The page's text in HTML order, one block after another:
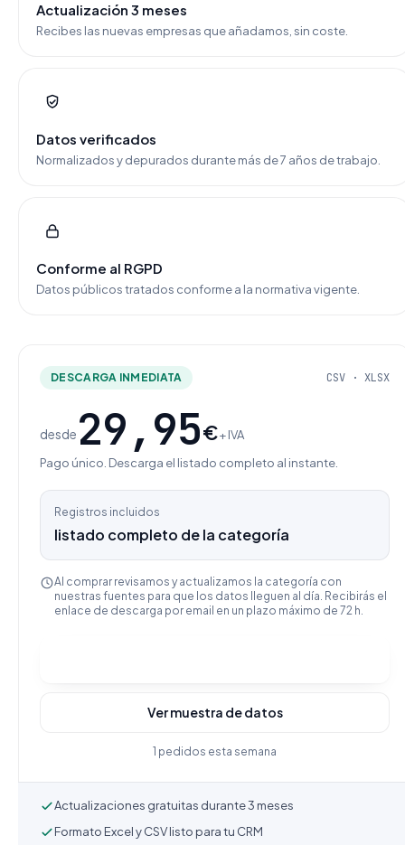
Actualización 3 meses
Recibes las nuevas empresas que añadamos, sin coste.
Datos verificados
Normalizados y depurados durante más de 7 años de trabajo.
Conforme al RGPD
Datos públicos tratados conforme a la normativa vigente.
DESCARGA INMEDIATA CSV · XLSX
desde 29,95€+ IVA
Pago único. Descarga el listado completo al instante.
Registros incluidos
listado completo de la categoría
Al comprar revisamos y actualizamos la categoría con
nuestras fuentes para que los datos lleguen al día. Recibirás el
enlace de descarga por email en un plazo máximo de 72 h.
Ver muestra de datos
1 pedidos esta semana
Actualizaciones gratuitas durante 3 meses
Formato Excel y CSV listo para tu CRM